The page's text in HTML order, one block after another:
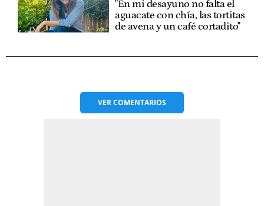
"En mi desayuno no falta el
aguacate con chía, las tortitas
de avena y un café cortadito"
VERCOMENTARIOS